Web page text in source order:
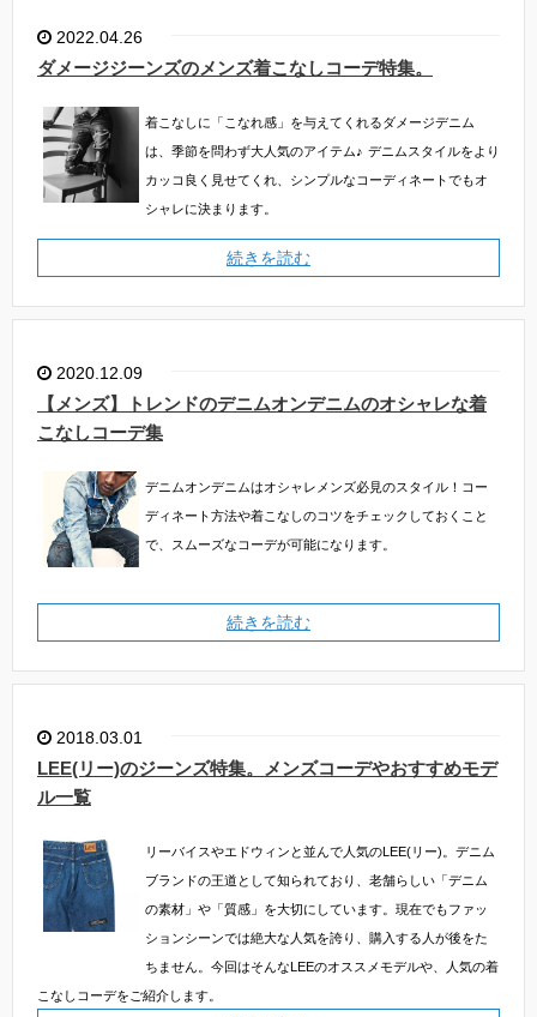
2022.04.26
ダメージジーンズのメンズ着こなしコーデ特集。
着こなしに「こなれ感」を与えてくれるダメージデニム
は、季節を問わず大人気のアイテム♪ デニムスタイルをより
カッコ良く見せてくれ、シンプルなコーディネートでもオ
シャレに決まります。
続きを読む
2020.12.09
【メンズ】トレンドのデニムオンデニムのオシャレな着
こなしコーデ集
デニムオンデニムはオシャレメンズ必見のスタイル！コー
ディネート方法や着こなしのコツをチェックしておくこと
で、スムーズなコーデが可能になります。
続きを読む
2018.03.01
LEE(リー)のジーンズ特集。メンズコーデやおすすめモデ
ル一覧
リーバイスやエドウィンと並んで人気のLEE(リー)。デニム
ブランドの王道として知られており、老舗らしい「デニム
の素材」や「質感」を大切にしています。現在でもファッ
ションシーンでは絶大な人気を誇り、購入する人が後をた
ちません。今回はそんなLEEのオススメモデルや、人気の着
こなしコーデをご紹介します。